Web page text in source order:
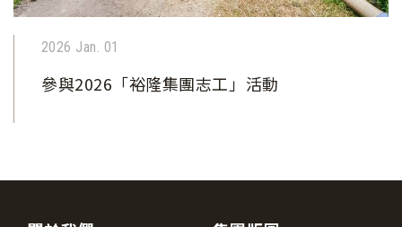
2026 Jan. 01
參與2026「裕隆集團志工」活動